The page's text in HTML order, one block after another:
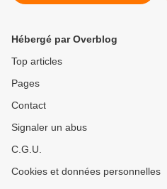
Hébergé par Overblog
Top articles
Pages
Contact
Signaler un abus
C.G.U.
Cookies et données personnelles